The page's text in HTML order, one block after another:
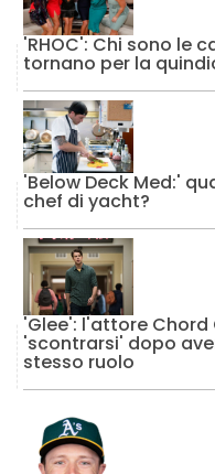
'RHOC': Chi sono le
tornano per la
'Below Deck Med:'
chef di yacht?
'Glee': l'attore
'scontrarsi' dopo
stesso ruolo